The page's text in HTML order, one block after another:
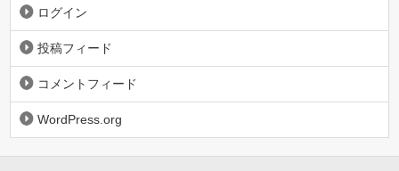
ログイン
投稿フィード
コメントフィード
WordPress.org